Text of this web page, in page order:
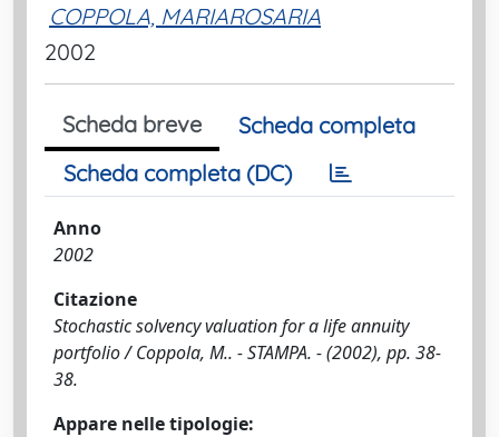
COPPOLA, MARIAROSARIA
2002
Scheda breve
Scheda completa
Scheda completa (DC)
Anno
2002
Citazione
Stochastic solvency valuation for a life annuity
portfolio / Coppola, M.. - STAMPA. - (2002), pp. 38-
38.
Appare nelle tipologie: